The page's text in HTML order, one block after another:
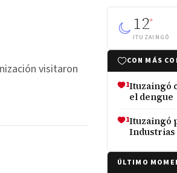
visitaron
12°
ITUZAINGÓ
CON MÁS
1Ituzaingó
el dengue
1Ituzaingó
Industrias
ÚLTIMO